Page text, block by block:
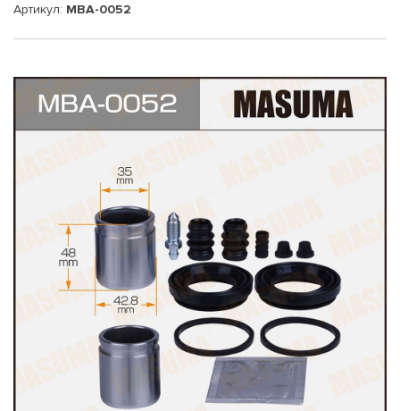
Артикул: MBA-0052